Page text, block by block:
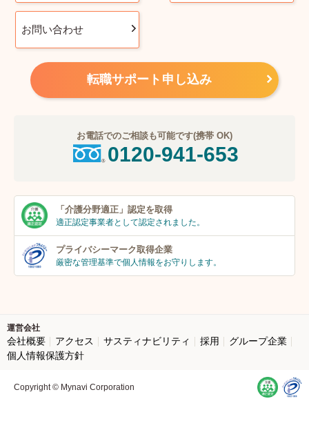
お問い合わせ
転職サポート申し込み
お電話でのご相談も可能です(携帯 OK)
0120-941-653
「介護分野適正」 認定を取得
適正認定事業者として認定されました。
プライバシーマーク取得企業
厳密な管理基準で個人情報をお守りします。
運営会社
会社概要 アクセス サスティナビリティ 採用
グループ企業
個人情報保護方針
Copyright © Mynavi Corporation